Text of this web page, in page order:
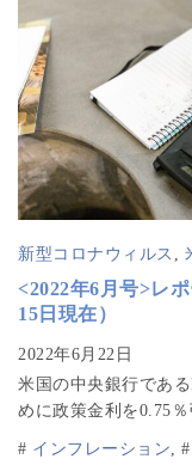
新型コロナウィルス ,
<2022年6月号>レ
15日現在）
米国の中央銀行であ
めに政策金利を0.75％
# インフレーション, #